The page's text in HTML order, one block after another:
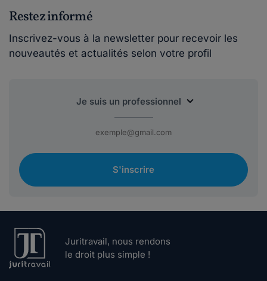
Restez informé
Inscrivez-vous à la newsletter pour recevoir les
nouveautés et actualités selon votre profil
S'inscrire
Juritravail, nous rendons
le droit plus simple !